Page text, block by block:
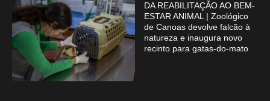
DA REABILITAÇÃO AO BEM-
ESTAR ANIMAL | Zoológico
de Canoas devolve falcão à
natureza e inaugura novo
recinto para gatas-do-mato